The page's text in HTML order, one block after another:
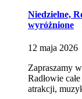
Niedzielne,
wyróżnione
12 maja 2026
Zapraszamy
Radłowie
atrakcji,